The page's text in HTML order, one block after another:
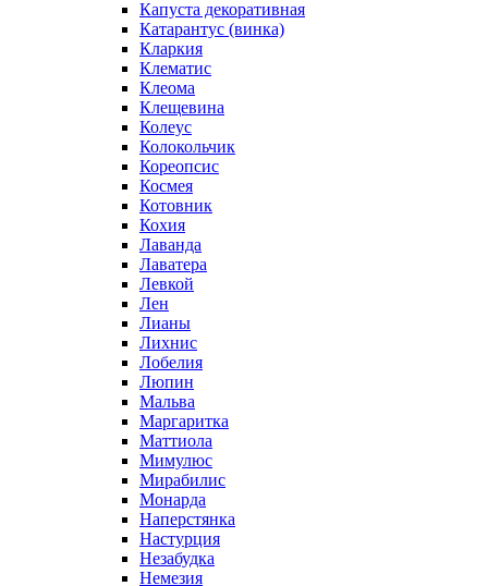
Капуста декоративная
Катарантус (винка)
Кларкия
Клематис
Клеома
Клещевина
Колеус
Колокольчик
Кореопсис
Космея
Котовник
Кохия
Лаванда
Лаватера
Левкой
Лен
Лианы
Лихнис
Лобелия
Люпин
Мальва
Маргаритка
Маттиола
Мимулюс
Мирабилис
Монарда
Наперстянка
Настурция
Незабудка
Немезия